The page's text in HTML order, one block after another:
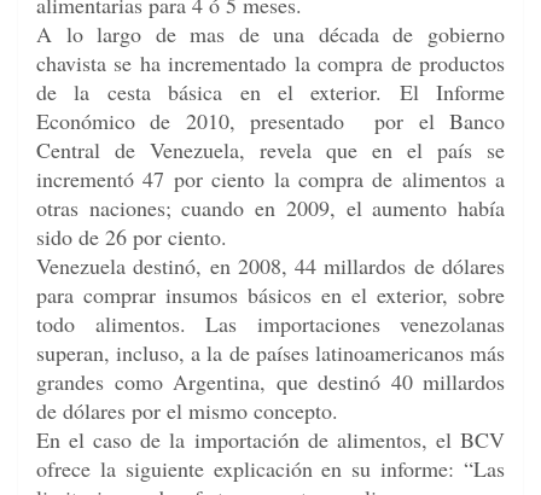
A lo largo de mas de una década de gobierno
chavista se ha incrementado la compra de productos
de la cesta básica en el exterior. El Informe
Económico de 2010, presentado por el Banco
Central de Venezuela, revela que en el país se
incrementó 47 por ciento la compra de alimentos a
otras naciones; cuando en 2009, el aumento había
sido de 26 por ciento.
Venezuela destinó, en 2008, 44 millardos de dólares
para comprar insumos básicos en el exterior, sobre
todo alimentos. Las importaciones venezolanas
superan, incluso, a la de países latinoamericanos más
grandes como Argentina, que destinó 40 millardos
de dólares por el mismo concepto.
En el caso de la importación de alimentos, el BCV
ofrece la siguiente explicación en su informe: “Las